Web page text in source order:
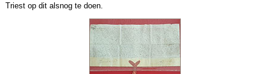
Triest op dit alsnog te doen.